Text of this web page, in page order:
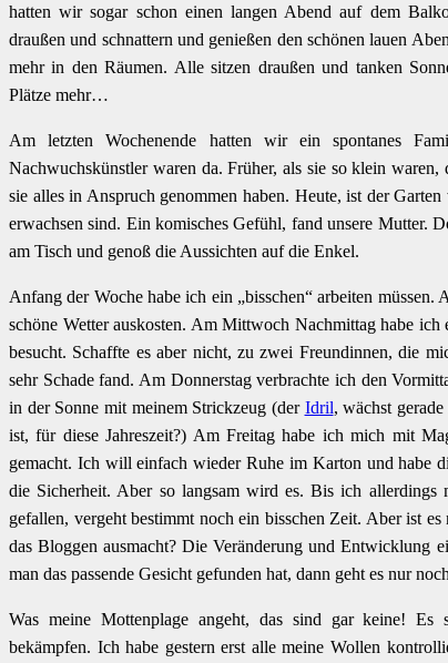
hatten wir sogar schon einen langen Abend auf dem
draußen und schnattern und genießen den schönen lauen
mehr in den Räumen. Alle sitzen draußen und tanken
Plätze mehr…
Am letzten Wochenende hatten wir ein spontanes
Nachwuchskünstler waren da. Früher, als sie so klein
sie alles in Anspruch genommen haben. Heute, ist der
erwachsen sind. Ein komisches Gefühl, fand unsere Mutter.
am Tisch und genoß die Aussichten auf die Enkel.
Anfang der Woche habe ich ein „bisschen“ arbeiten müssen.
schöne Wetter auskosten. Am Mittwoch Nachmittag habe
besucht. Schaffte es aber nicht, zu zwei Freundinnen, die
sehr Schade fand. Am Donnerstag verbrachte ich den
in der Sonne mit meinem Strickzeug (der Idril, wächst
ist, für diese Jahreszeit?) Am Freitag habe ich mich mit
gemacht. Ich will einfach wieder Ruhe im Karton und habe
die Sicherheit. Aber so langsam wird es. Bis ich allerdings
gefallen, vergeht bestimmt noch ein bisschen Zeit. Aber ist es
das Bloggen ausmacht? Die Veränderung und Entwicklung
man das passende Gesicht gefunden hat, dann geht es nur
Was meine Mottenplage angeht, das sind gar keine! Es
bekämpfen. Ich habe gestern erst alle meine Wollen